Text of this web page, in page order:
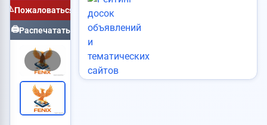
⚠️Пожаловаться
🖨️Распечатать
Статус: Публикуется
Объявление:
Vip:
Нет